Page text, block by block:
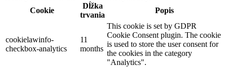
Cookie
Dĺžka
trvania
Popis
cookielawinfo-
checkbox-analytics
11
months
This cookie is set by GDPR
Cookie Consent plugin. The cookie
is used to store the user consent for
the cookies in the category
"Analytics".